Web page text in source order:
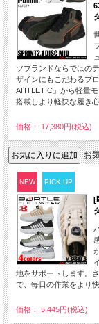
ツブランドならではの
ザインにもこだわるプ
AHTLETIC」から軽量
搭載しより軽快な履き
価格： 17,380円(税込)
お
NEW PICK UP
[
地をサポートします。
で、毎日の作業をより
価格： 5,445円(税込)